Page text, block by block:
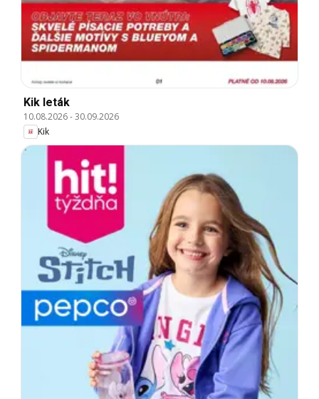
Kik leták
10.08.2026-30.09.2026
Kik